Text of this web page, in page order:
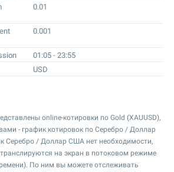
0.01
0.001
01:05 - 23:55
USD
online-котировки по Gold (XAUUSD),
- график котировок по Серебро / Доллар
Серебро / Доллар США нет необходимости,
на экран в потоковом режиме
По ним вы можете отслеживать